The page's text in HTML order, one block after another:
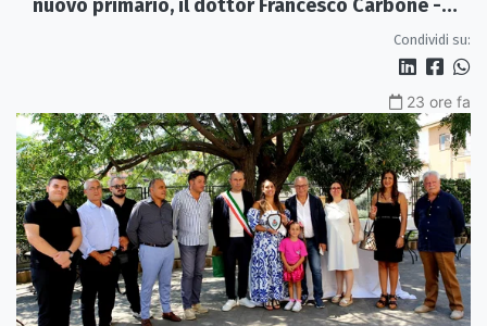
nuovo primario, il dottor Francesco Carbone -
Condividi su:
23 ore fa